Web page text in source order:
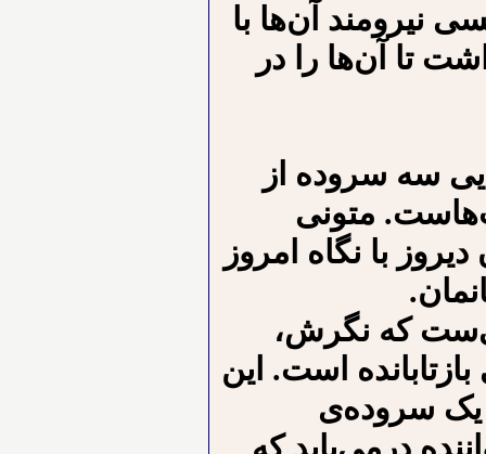
نیرومند آن‌ها با
تا آن‌ها را در
سه سروده از
متونی
با نگاه امروز
که نگرش،
است. این
یک سروده‌ی